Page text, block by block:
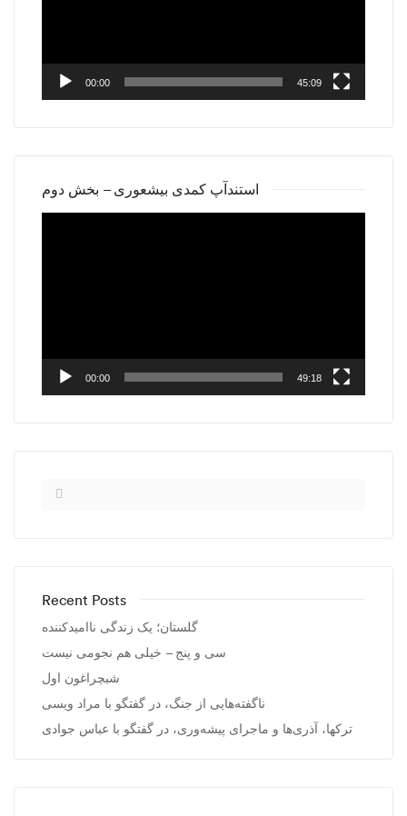
00:00 45:09
استندآپ کمدی بیشعوری – بخش دوم
00:00 49:18
Recent Posts
گلستان؛ یک زندگی ناامیدکننده
سی و پنج – خیلی هم نجومی نیست
شبچراغون اول
ناگفته‌هایی از جنگ، در گفتگو با مراد ویسی
ترکها، آذری‌ها و ماجرای پیشه‌وری، در گفتگو با عباس جوادی